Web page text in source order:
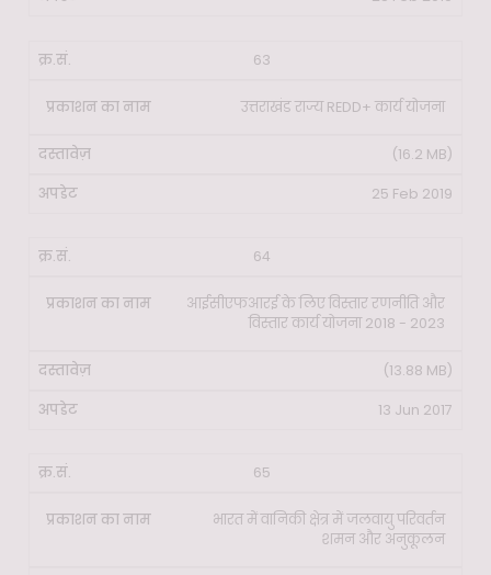
63
उत्तराखंड राज्य REDD+ कार्य योजना
(16.2 MB)
25 Feb 2019
64
आईसीएफआरई के लिए विस्तार रणनीति और
विस्तार कार्य योजना 2018 - 2023
(13.88 MB)
13 Jun 2017
65
भारत में वानिकी क्षेत्र में जलवायु परिवर्तन
शमन और अनुकूलन